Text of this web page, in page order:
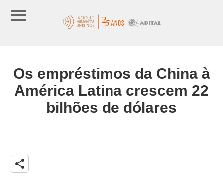
Os empréstimos da China à
América Latina crescem 22
bilhões de dólares
share